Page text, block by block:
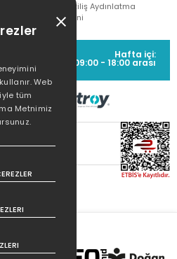
Çekiliş Aydınlatma
Metni
Hafta içi:
09:00 - 18:00 arası
Web
tüm
Metnimiz